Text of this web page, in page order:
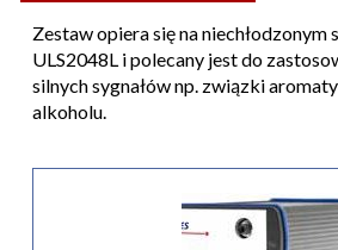
Zestaw opiera się na
ULS2048L i polecany jest do
silnych sygnałów np. związki
alkoholu.